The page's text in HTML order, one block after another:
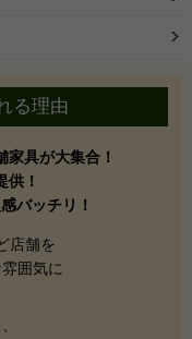
る理由
家具が大集合！
供！
バッチリ！
店舗を
囲気に